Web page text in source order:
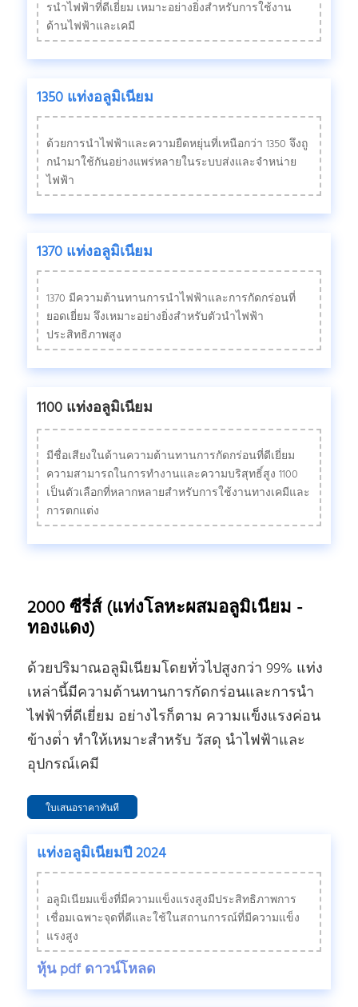
รนําไฟฟ้าที่ดีเยี่ยม เหมาะอย่างยิ่งสําหรับการใช้งาน
ด้านไฟฟ้าและเคมี
1350 แท่งอลูมิเนียม
ด้วยการนําไฟฟ้าและความยืดหยุ่นที่เหนือกว่า 1350 จึงถู
กนํามาใช้กันอย่างแพร่หลายในระบบส่งและจําหน่าย
ไฟฟ้า
1370 แท่งอลูมิเนียม
1370 มีความต้านทานการนําไฟฟ้าและการกัดกร่อนที่
ยอดเยี่ยม จึงเหมาะอย่างยิ่งสําหรับตัวนําไฟฟ้า
ประสิทธิภาพสูง
1100 แท่งอลูมิเนียม
มีชื่อเสียงในด้านความต้านทานการกัดกร่อนที่ดีเยี่ยม
ความสามารถในการทํางานและความบริสุทธิ์สูง 1100
เป็นตัวเลือกที่หลากหลายสําหรับการใช้งานทางเคมีและ
การตกแต่ง
2000 ซีรี่ส์ (แท่งโลหะผสมอลูมิเนียม -
ทองแดง)
ด้วยปริมาณอลูมิเนียมโดยทั่วไปสูงกว่า 99% แท่ง
เหล่านี้มีความต้านทานการกัดกร่อนและการนํา
ไฟฟ้าที่ดีเยี่ยม อย่างไรก็ตาม ความแข็งแรงค่อน
ข้างต่ํา ทําให้เหมาะสําหรับ วัสดุ นําไฟฟ้าและ
อุปกรณ์เคมี
ใบเสนอราคาทันที
แท่งอลูมิเนียมปี 2024
อลูมิเนียมแข็งที่มีความแข็งแรงสูงมีประสิทธิภาพการ
เชื่อมเฉพาะจุดที่ดีและใช้ในสถานการณ์ที่มีความแข็ง
แรงสูง
หุ้น pdf ดาวน์โหลด